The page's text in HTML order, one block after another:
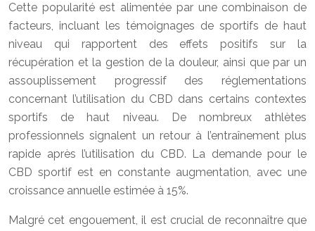
Cette popularité est alimentée par une combinaison de
facteurs, incluant les témoignages de sportifs de haut
niveau qui rapportent des effets positifs sur la
récupération et la gestion de la douleur, ainsi que par un
assouplissement progressif des réglementations
concernant l’utilisation du CBD dans certains contextes
sportifs de haut niveau. De nombreux athlètes
professionnels signalent un retour à l’entraînement plus
rapide après l’utilisation du CBD. La demande pour le
CBD sportif est en constante augmentation, avec une
croissance annuelle estimée à 15%.
Malgré cet engouement, il est crucial de reconnaître que